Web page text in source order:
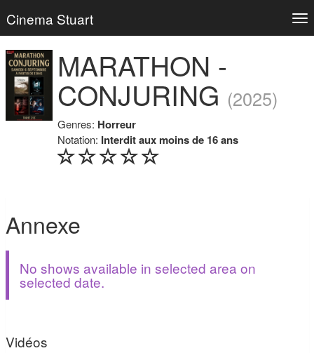
Cinema Stuart
MARATHON -
CONJURING (2025)
Genres: Horreur
Notation: Interdit aux moins de 16 ans
Annexe
No shows available in selected area on
selected date.
Vidéos